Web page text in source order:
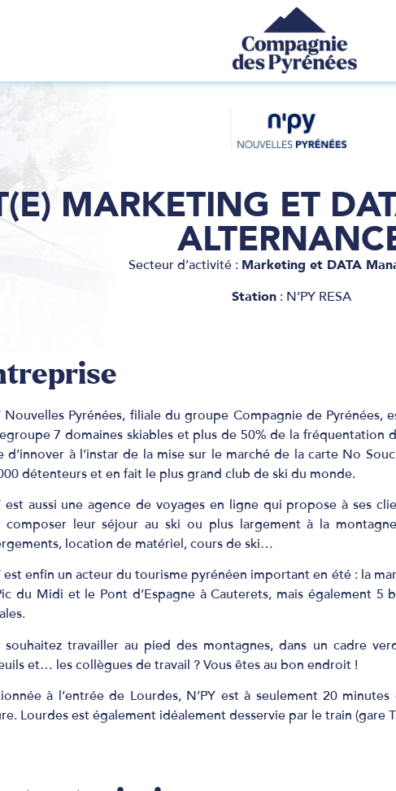
MARKETING ET
Secteur d’activité : Marketing et DATA
Station: N’PY RESA
Nouvelles Pyrénées, filiale du groupe Compagnie de Pyrénées,
7 domaines skiables et plus de 50% de la fréquentation
d’innover à l’instar de la mise sur le marché de la carte No
détenteurs et en fait le plus grand club de ski du monde.
est aussi une agence de voyages en ligne qui propose à ses
composer leur séjour au ski ou plus largement à la
location de matériel, cours de ski…
est enfin un acteur du tourisme pyrénéen important en été : la
du Midi et le Pont d’Espagne à Cauterets, mais également 5
souhaitez travailler au pied des montagnes, dans un cadre
et… les collègues de travail ? Vous êtes au bon endroit !
à l’entrée de Lourdes, N’PY est à seulement 20
Lourdes est également idéalement desservie par le train (gare